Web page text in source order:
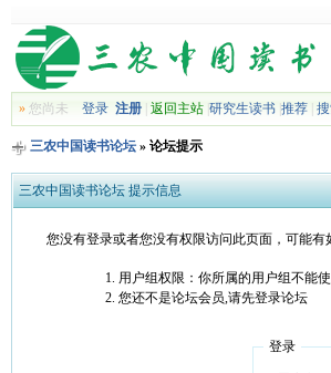
»您尚未 登录 注册| 返回主站| 研究生读书| 推荐|
三农中国读书论坛» 论坛提示
三农中国读书论坛 提示信息
您没有登录或者您没有权限访问此页面，可能有
用户组权限：你所属的用户组不能
您还不是论坛会员,请先登录论坛
登录